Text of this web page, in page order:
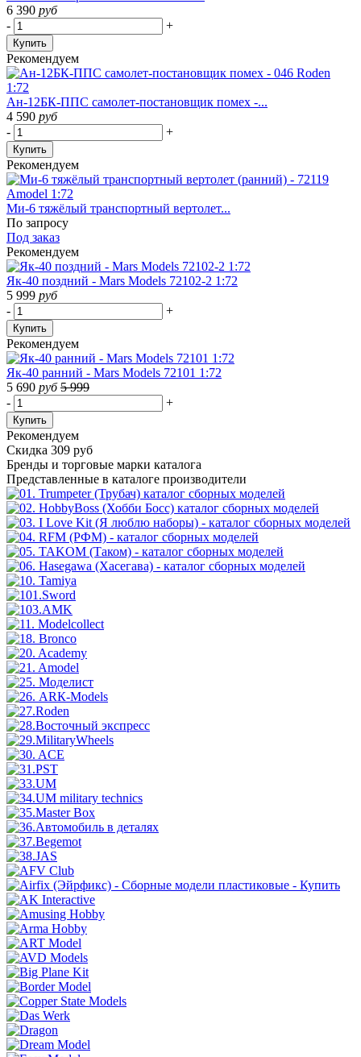
6 390 руб
-
+
Купить
Рекомендуем
Ан-12БК-ППС самолет-постановщик помех -...
4 590 руб
-
+
Купить
Рекомендуем
Ми-6 тяжёлый транспортный вертолет...
По запросу
Под заказ
Рекомендуем
Як-40 поздний - Mars Models 72102-2 1:72
5 999 руб
-
+
Купить
Рекомендуем
Як-40 ранний - Mars Models 72101 1:72
5 690 руб 5 999
-
+
Купить
Рекомендуем
Скидка 309 руб
Бренды и торговые марки каталога
Представленные в каталоге производители